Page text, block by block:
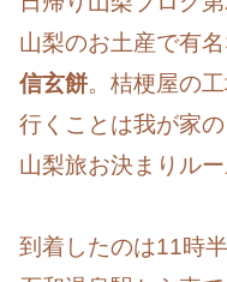
山梨のお土産で有
信玄餅。桔梗屋の
行くことは我が家の
山梨旅お決まりルー
到着したのは11時半